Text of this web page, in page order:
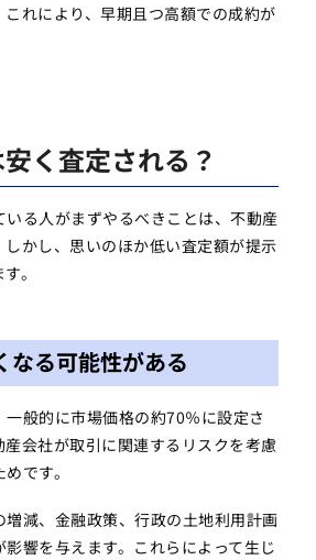
れにより、早期且つ高額での成約が
く査定される？
る人がまずやるべきことは、不動産
かし、思いのほか低い査定額が提示
。
る可能性がある
般的に市場価格の約70％に設定さ
会社が取引に関連するリスクを考慮
です。
減、金融政策、行政の土地利用計画
響を与えます。これらによって生じ